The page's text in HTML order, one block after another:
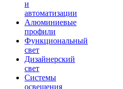
и
автоматизации
Алюминиевые
профили
Функциональный
свет
Дизайнерский
свет
Системы
освещения